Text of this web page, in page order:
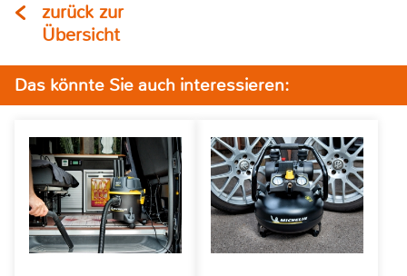
zurück zur
Übersicht
Das könnte Sie auch interessieren: